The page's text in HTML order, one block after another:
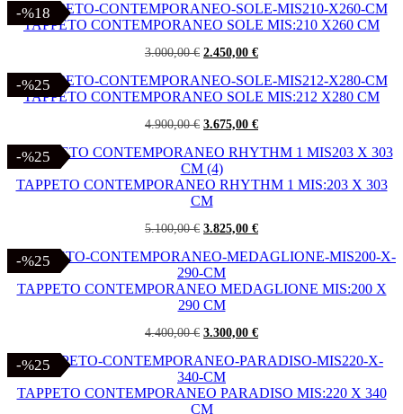
originale
era:
attuale
è:
-%18
-%18
TAPPETO CONTEMPORANEO SOLE MIS:210 X260 CM
3.000,00€ Il
originale
era:
2.450,00 €Il
attuale
è:
-%25
-%25
TAPPETO CONTEMPORANEO SOLE MIS:212 X280 CM
4.900,00€ Il
originale
era:
4.900,00 €.
3.675,00 €Il
attuale
3.675,00 €.
-%25
-%25
TAPPETO CONTEMPORANEO RHYTHM 1 MIS:203 X 303
CM
5.100,00€ Il
originale
era:
5.100,00 €.
3.825,00 €Il
attuale
3.825,00 €.
-%25
-%25
TAPPETO CONTEMPORANEO MEDAGLIONE MIS:200 X
290 CM
4.400,00€ Il
originale
era:
4.400,00 €.
3.300,00 €Il
attuale
3.300,00 €.
-%25
-%25
TAPPETO CONTEMPORANEO PARADISO MIS:220 X 340
CM